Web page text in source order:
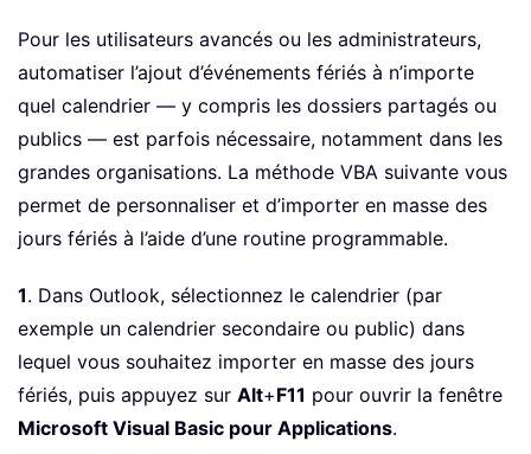
Pour les utilisateurs avancés ou les administrateurs,
automatiser l’ajout d’événements fériés à n’importe
quel calendrier — y compris les dossiers partagés ou
publics — est parfois nécessaire, notamment dans les
grandes organisations. La méthode VBA suivante vous
permet de personnaliser et d’importer en masse des
jours fériés à l’aide d’une routine programmable.
1. Dans Outlook, sélectionnez le calendrier (par
exemple un calendrier secondaire ou public) dans
lequel vous souhaitez importer en masse des jours
fériés, puis appuyez sur Alt+F11 pour ouvrir la fenêtre
Microsoft Visual Basic pour Applications.